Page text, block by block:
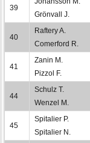
39
Grönvall J.
40
Raftery A.
Comerford R.
41
Zanin M.
Pizzol F.
44
Schulz T.
Wenzel M.
45
Spitalier P.
Spitalier N.